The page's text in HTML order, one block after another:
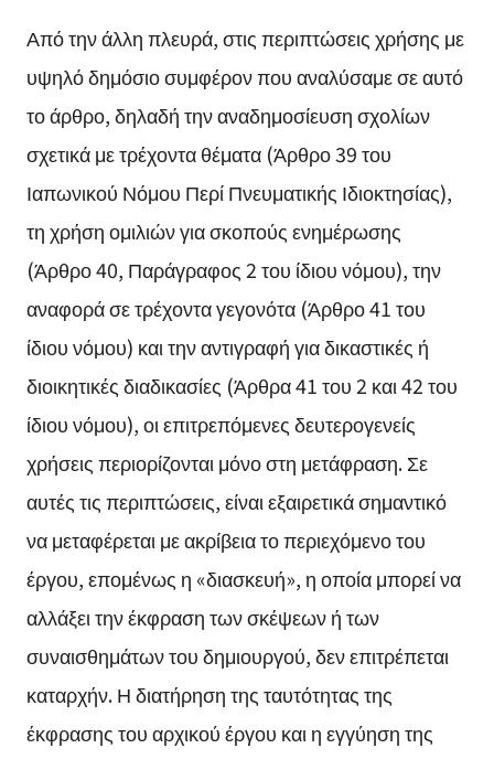
Από την άλλη πλευρά, στις περιπτώσεις χρήσης με
υψηλό δημόσιο συμφέρον που αναλύσαμε σε αυτό
το άρθρο, δηλαδή την αναδημοσίευση σχολίων
σχετικά με τρέχοντα θέματα (Άρθρο 39 του
Ιαπωνικού Νόμου Περί Πνευματικής Ιδιοκτησίας),
τη χρήση ομιλιών για σκοπούς ενημέρωσης
(Άρθρο 40, Παράγραφος 2 του ίδιου νόμου), την
αναφορά σε τρέχοντα γεγονότα (Άρθρο 41 του
ίδιου νόμου) και την αντιγραφή για δικαστικές ή
διοικητικές διαδικασίες (Άρθρα 41 του 2 και 42 του
ίδιου νόμου), οι επιτρεπόμενες δευτερογενείς
χρήσεις περιορίζονται μόνο στη μετάφραση. Σε
αυτές τις περιπτώσεις, είναι εξαιρετικά σημαντικό
να μεταφέρεται με ακρίβεια το περιεχόμενο του
έργου, επομένως η «διασκευή», η οποία μπορεί να
αλλάξει την έκφραση των σκέψεων ή των
συναισθημάτων του δημιουργού, δεν επιτρέπεται
καταρχήν. Η διατήρηση της ταυτότητας της
έκφρασης του αρχικού έργου και η εγγύηση της